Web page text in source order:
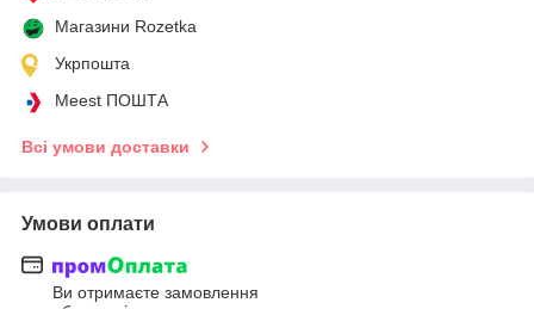
Магазини Rozetka
Укрпошта
Meest ПОШТА
Всі умови доставки
Умови оплати
Ви отримаєте замовлення